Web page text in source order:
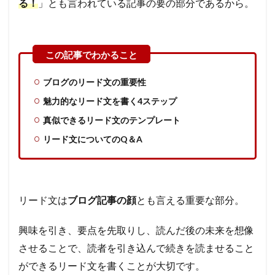
る！ 」とも言われている記事の要の部分であるから。
ブログのリード文の重要性
魅力的なリード文を書く4ステップ
真似できるリード文のテンプレート
リード文についてのQ＆A
リード文はブログ記事の顔とも言える重要な部分。
興味を引き、要点を先取りし、読んだ後の未来を想像
させることで、読者を引き込んで続きを読ませること
ができるリード文を書くことが大切です。